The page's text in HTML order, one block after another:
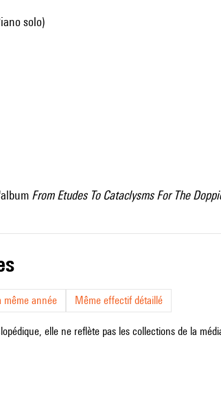
solo)
From Etudes To Cataclysms For The
même année Même effectif détaillé
elle ne reflète pas les collections de la